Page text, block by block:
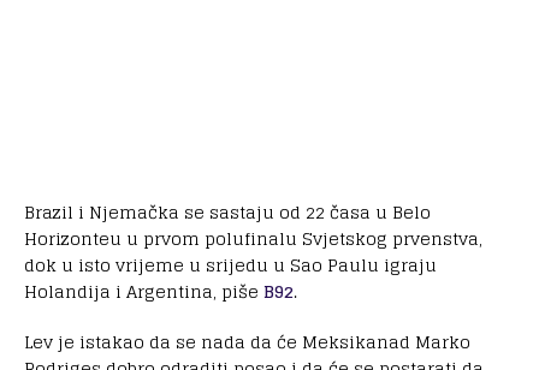
Brazil i Njemačka se sastaju od 22 časa u Belo
Horizonteu u prvom polufinalu Svjetskog prvenstva,
dok u isto vrijeme u srijedu u Sao Paulu igraju
Holandija i Argentina, piše B92.
Lev je istakao da se nada da će Meksikanad Marko